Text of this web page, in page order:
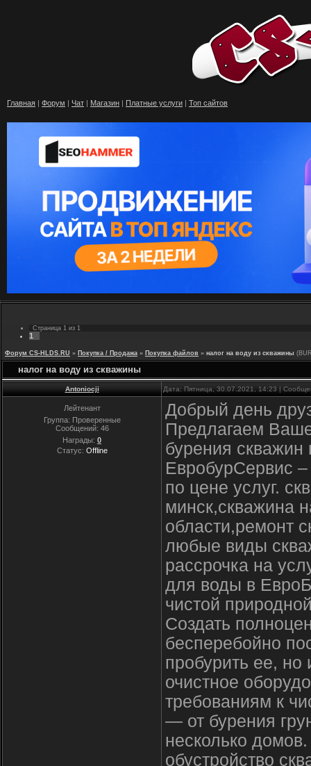
Главная | Форум | Чат | Магазин | Платные услуги | Топ сайтов
Страница 1 из 1
1
Форум CS-HLDS.RU » Покупка / Продажа » Покупка файлов » налог на воду из скважины
налог на воду из скважины
Antoniocji Дата: Пятница, 30.07.2021, 14:23 |
Лейтенант
Группа: Проверенные
Сообщений: 46
Награды: 0
Статус: Offline
Добрый день
Предлагаем
бурения
ЕвробурСервис
по цене услуг.
минск,скважина
области,ремонт
любые виды
рассрочка на
для воды в
чистой
Создать
бесперебойно
пробурить ее, но
очистное
требованиям к
— от бурения
несколько
обустройство